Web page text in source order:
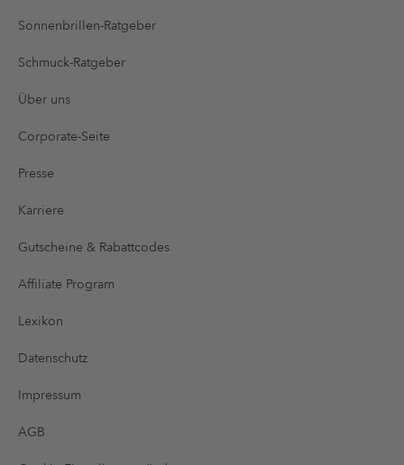
Sonnenbrillen-Ratgeber
Schmuck-Ratgeber
Über uns
Corporate-Seite
Presse
Karriere
Gutscheine & Rabattcodes
Affiliate Program
Lexikon
Datenschutz
Impressum
AGB